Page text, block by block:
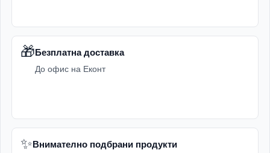
🎁Безплатна доставка
До офис на Еконт
✨Внимателно подбрани продукти